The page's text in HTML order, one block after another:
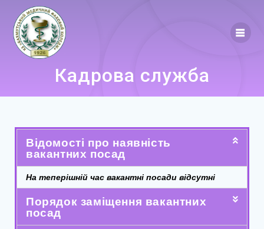
Кадрова служба
Відомості про наявність
вакантних посад
На теперішній час вакантні посади відсутні
Порядок заміщення вакантних
посад